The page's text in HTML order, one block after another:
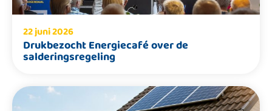
22 juni 2026
Drukbezocht Energiecafé over de
salderingsregeling